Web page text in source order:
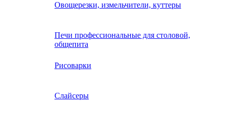
Овощерезки, измельчители, куттеры
Печи профессиональные для столовой,
общепита
Рисоварки
Слайсеры